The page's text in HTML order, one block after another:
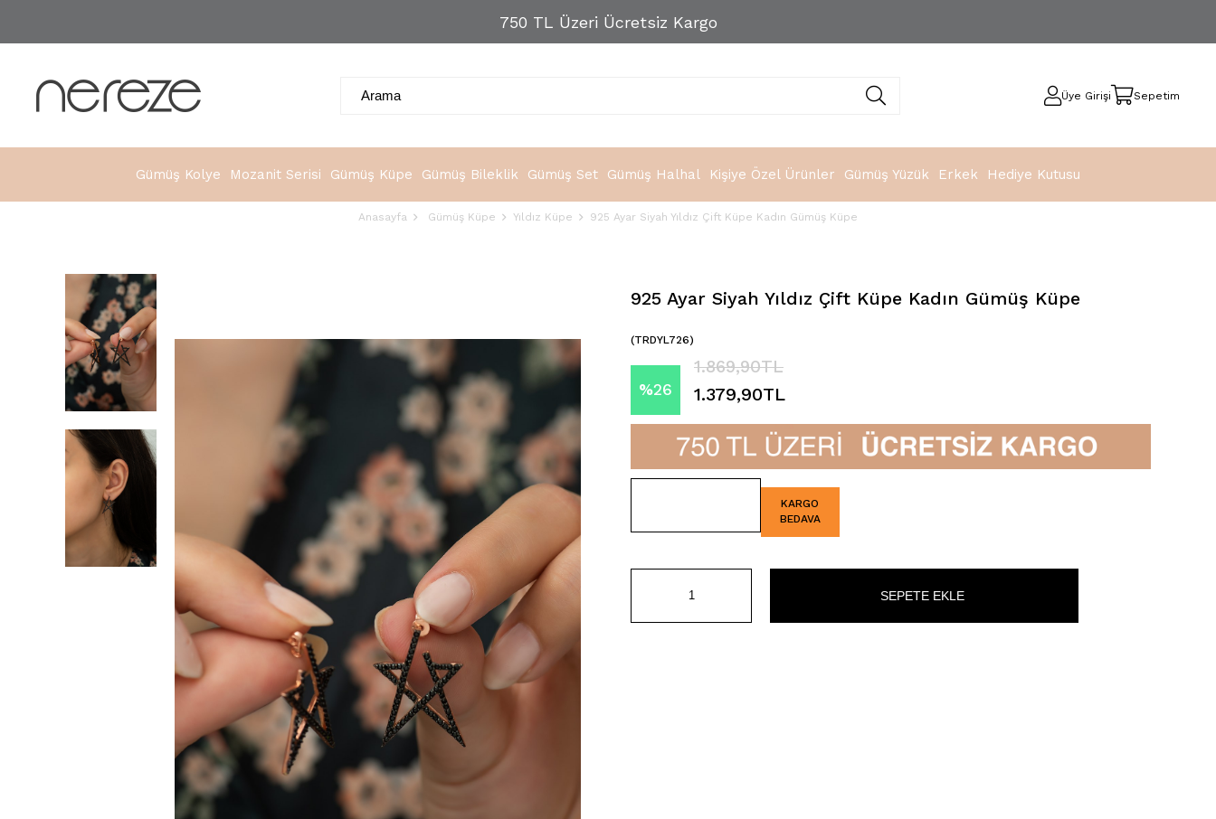
750 TL Üzeri Ücretsiz Kargo
Üye Girişi Sepetim
Gümüş Kolye Mozanit Serisi Gümüş Küpe Gümüş Bileklik Gümüş Set Gümüş Halhal Kişiye Özel Ürünler Gümüş Yüzük Erkek Hediye Kutusu
Anasayfa Gümüş Küpe Yıldız Küpe 925 Ayar Siyah Yıldız Çift Küpe Kadın Gümüş Küpe
925 Ayar Siyah Yıldız Çift Küpe Kadın Gümüş Küpe
(TRDYL726)
%26
İndirim
1.869,90TL
1.379,90TL
KARGO
BEDAVA